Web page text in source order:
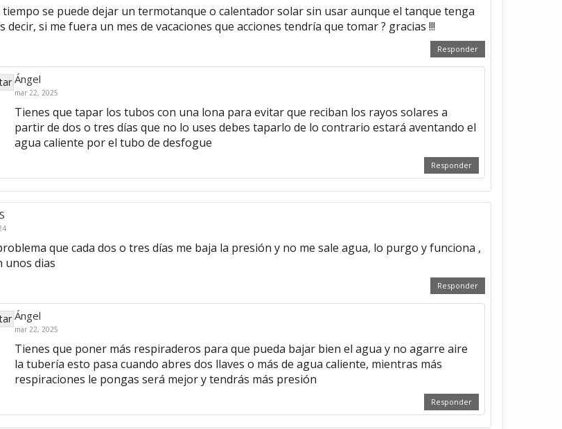
se puede dejar un termotanque o calentador solar sin usar aunque el tanque tenga
decir, si me fuera un mes de vacaciones que acciones tendría que tomar ? gracias !!!
Responder
Ángel
mar 22, 2025
Tienes que tapar los tubos con una lona para evitar que reciban los rayos solares a
partir de dos o tres días que no lo uses debes taparlo de lo contrario estará aventando el
agua caliente por el tubo de desfogue
Responder
que cada dos o tres días me baja la presión y no me sale agua, lo purgo y funciona ,
unos dias
Responder
Ángel
mar 22, 2025
Tienes que poner más respiraderos para que pueda bajar bien el agua y no agarre aire
la tubería esto pasa cuando abres dos llaves o más de agua caliente, mientras más
respiraciones le pongas será mejor y tendrás más presión
Responder